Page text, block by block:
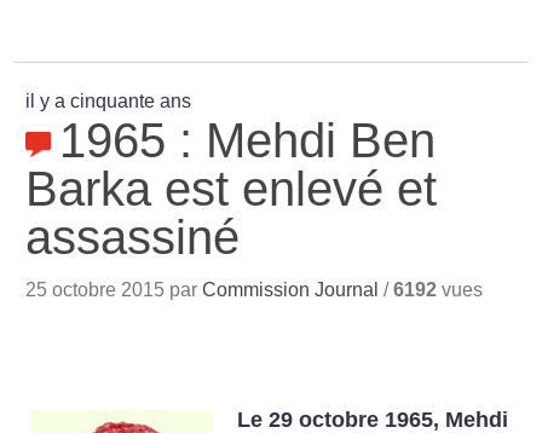
il y a cinquante ans
1965 : Mehdi Ben
Barka est enlevé et
assassiné
25 octobre 2015 parCommission Journal /6192 vues
Le 29 octobre 1965, Mehdi